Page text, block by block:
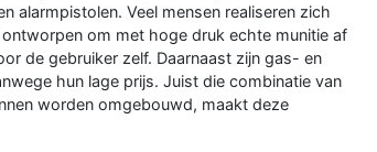
alarmpistolen. Veel mensen realiseren zich
om met hoge druk echte munitie af
de gebruiker zelf. Daarnaast zijn gas- en
hun lage prijs. Juist die combinatie van
worden omgebouwd, maakt deze